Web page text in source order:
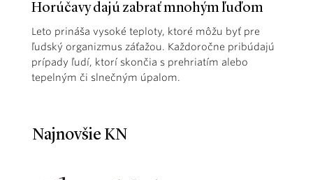
Horúčavy dajú zabrať mnohým ľuďom
Leto prináša vysoké teploty, ktoré môžu byť pre
ľudský organizmus záťažou. Každoročne pribúdajú
prípady ľudí, ktorí skončia s prehriatím alebo
tepelným či slnečným úpalom.
Najnovšie KN